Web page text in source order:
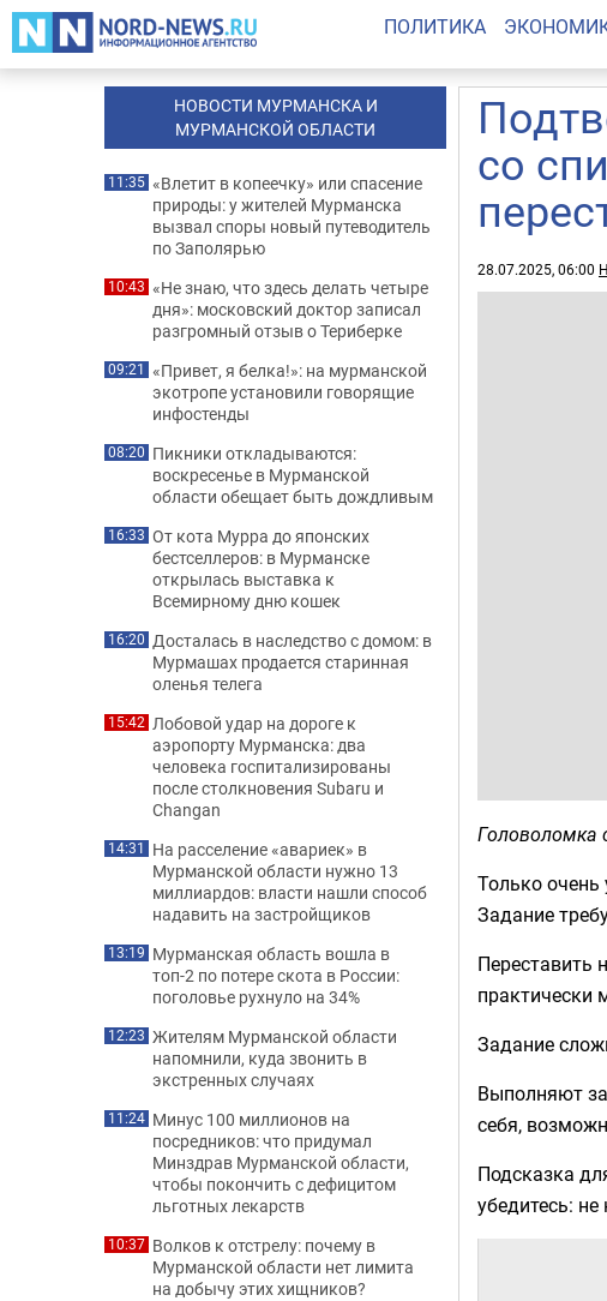
ПОЛИТИКА
со
28.07.2025, 06:00
Головоломка
Только очень
Задание
Переставить
практически
Задание
Выполняют
себя,
Подсказка
убедитесь:
НОВОСТИ МУРМАНСКА И
МУРМАНСКОЙ ОБЛАСТИ
11:35 «Влетит в копеечку» или спасение
природы: у жителей Мурманска
вызвал споры новый путеводитель
по Заполярью
10:43 «Не знаю, что здесь делать четыре
дня»: московский доктор записал
разгромный отзыв о Териберке
09:21 «Привет, я белка!»: на мурманской
экотропе установили говорящие
инфостенды
08:20 Пикники откладываются:
воскресенье в Мурманской
области обещает быть дождливым
16:33 От кота Мурра до японских
бестселлеров: в Мурманске
открылась выставка к
Всемирному дню кошек
16:20 Досталась в наследство с домом: в
Мурмашах продается старинная
оленья телега
15:42 Лобовой удар на дороге к
аэропорту Мурманска: два
человека госпитализированы
после столкновения Subaru и
Changan
14:31 На расселение «авариек» в
Мурманской области нужно 13
миллиардов: власти нашли способ
надавить на застройщиков
13:19 Мурманская область вошла в
топ-2 по потере скота в России:
поголовье рухнуло на 34%
12:23 Жителям Мурманской области
напомнили, куда звонить в
экстренных случаях
11:24 Минус 100 миллионов на
посредников: что придумал
Минздрав Мурманской области,
чтобы покончить с дефицитом
льготных лекарств
10:37 Волков к отстрелу: почему в
Мурманской области нет лимита
на добычу этих хищников?